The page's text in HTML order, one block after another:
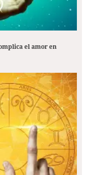
el amor en